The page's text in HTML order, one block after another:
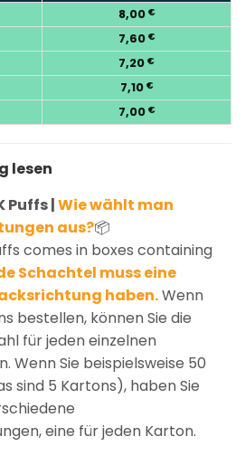
8,00 €
7,60 €
7,20 €
7,10 €
7,00 €
lesen
Puffs |Wie wählt man
aus?📦
comes in boxes containing
Schachtel muss eine
haben.Wenn
bestellen, können Sie die
für jeden einzelnen
Wenn Sie beispielsweise 50
sind 5 Kartons), haben Sie
eine für jeden Karton.